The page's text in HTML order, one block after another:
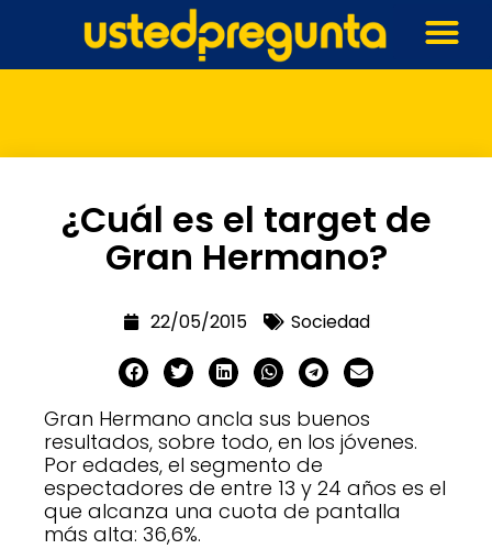
¿Cuál es el target de
Gran Hermano?
22/05/2015 Sociedad
Gran Hermano ancla sus buenos
resultados, sobre todo, en los jóvenes.
Por edades, el segmento de
espectadores de entre 13 y 24 años es el
que alcanza una cuota de pantalla
más alta: 36,6%.